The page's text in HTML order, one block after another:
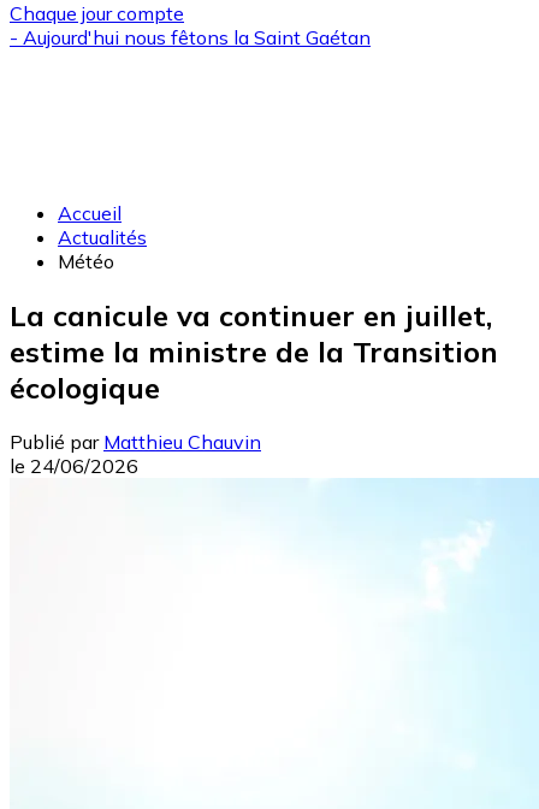
Chaque jour compte
- Aujourd'hui nous fêtons la Saint Gaétan
Accueil
Actualités
Météo
La canicule va continuer en juillet,
estime la ministre de la Transition
écologique
Publié par Matthieu Chauvin
le 24/06/2026